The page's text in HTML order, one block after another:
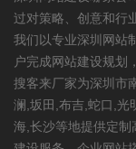
过对策略、创意和行
我们以专业深圳网站
户完成网站建设规划
搜客来厂家为深圳市
澜,坂田,布吉,蛇口,光
海,长沙等地提供定